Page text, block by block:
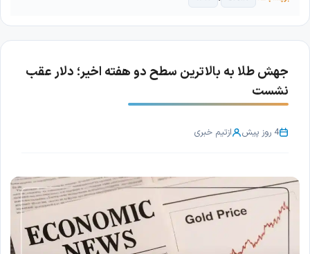
جهش طلا به بالاترین سطح دو هفته اخیر؛ دلار عقب
نشست
4 روز پیش ازتیم خبری